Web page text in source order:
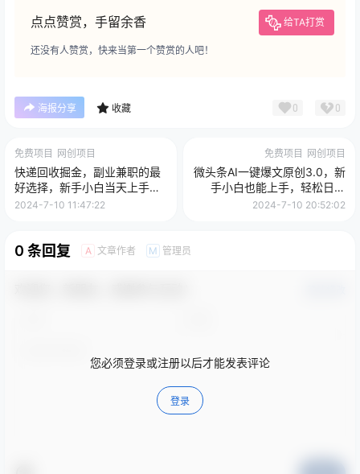
点点赞赏，手留余香 给TA打赏
还没有人赞赏，快来当第一个赞赏的人吧！
海报分享 收藏 0 0
免费项目 网创项目
快递回收掘金，副业兼职的最
好选择，新手小白当天上手，
轻松日入2000+
2024-7-10 11:47:22
免费项目 网创项目
微头条AI一键爆文原创3.0，新
手小白也能上手，轻松日入
1000+
2024-7-10 20:52:02
0 条回复 A 文章作者 M 管理员
您必须登录或注册以后才能发表评论
登录